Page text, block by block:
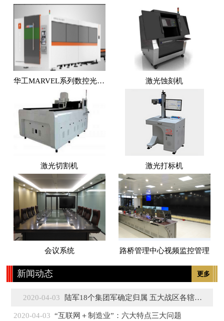
华工MARVEL系列数控光纤激光切割机 激光蚀刻机
激光切割机 激光打标机
会议系统 路桥管理中心视频监控管理
更多
新闻动态
2020-04-03 陆军18个集团军确定归属 五大战区各辖3至5个
2020-04-03 “互联网＋制造业”：六大特点三大问题